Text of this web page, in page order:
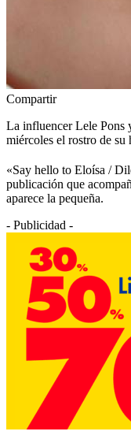
Compartir
La influencer Lele Pons
miércoles el rostro de su
«Say hello to Eloísa /
publicación que
aparece la pequeña.
- Publicidad -